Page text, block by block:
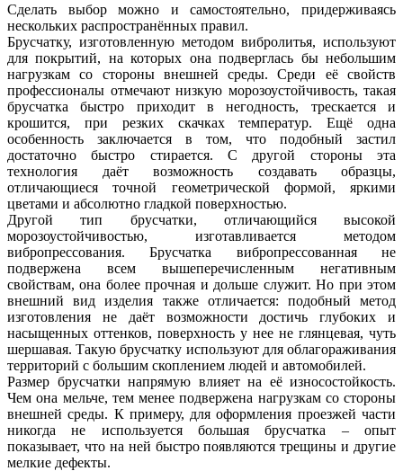
Сделать выбор можно и самостоятельно, придерживаясь
нескольких распространённых правил.
Брусчатку, изготовленную методом вибролитья, используют
для покрытий, на которых она подверглась бы небольшим
нагрузкам со стороны внешней среды. Среди её свойств
профессионалы отмечают низкую морозоустойчивость, такая
брусчатка быстро приходит в негодность, трескается и
крошится, при резких скачках температур. Ещё одна
особенность заключается в том, что подобный застил
достаточно быстро стирается. С другой стороны эта
технология даёт возможность создавать образцы,
отличающиеся точной геометрической формой, яркими
цветами и абсолютно гладкой поверхностью.
Другой тип брусчатки, отличающийся высокой
морозоустойчивостью, изготавливается методом
вибропрессования. Брусчатка вибропрессованная не
подвержена всем вышеперечисленным негативным
свойствам, она более прочная и дольше служит. Но при этом
внешний вид изделия также отличается: подобный метод
изготовления не даёт возможности достичь глубоких и
насыщенных оттенков, поверхность у нее не глянцевая, чуть
шершавая. Такую брусчатку используют для облагораживания
территорий с большим скоплением людей и автомобилей.
Размер брусчатки напрямую влияет на её износостойкость.
Чем она мельче, тем менее подвержена нагрузкам со стороны
внешней среды. К примеру, для оформления проезжей части
никогда не используется большая брусчатка – опыт
показывает, что на ней быстро появляются трещины и другие
мелкие дефекты.